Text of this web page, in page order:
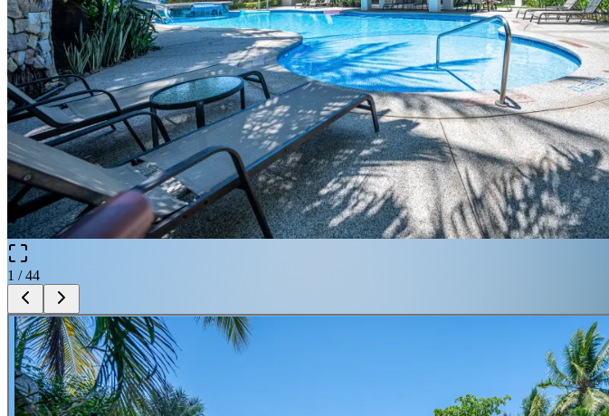
1 /44